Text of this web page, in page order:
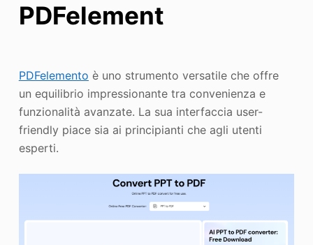
PDFelement
PDFelemento è uno strumento versatile che offre
un equilibrio impressionante tra convenienza e
funzionalità avanzate. La sua interfaccia user-
friendly piace sia ai principianti che agli utenti
esperti.